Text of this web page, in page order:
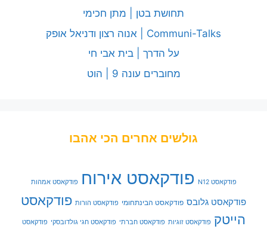
תחושת בטן | מתן חכימי
Communi-Talks | אנוה רצון ודניאל אופק
על הדרך | בית אבי חי
מחוברים עונה 9 | הוט
גולשים אחרים הכי אהבו
פודקאסט N12 פודקאסט אירוח פודקאסט אמהות
פודקאסט גלובס פודקאסט הבינתחומי פודקאסט הורות פודקאסט
הייטק פודקאסט זוגיות פודקאסט חברתי פודקאסט חגי גולדובסקי פודקאסט